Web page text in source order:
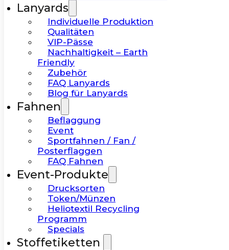
Lanyards
Individuelle Produktion
Qualitäten
VIP-Pässe
Nachhaltigkeit – Earth
Friendly
Zubehör
FAQ Lanyards
Blog für Lanyards
Fahnen
Beflaggung
Event
Sportfahnen / Fan /
Posterflaggen
FAQ Fahnen
Event-Produkte
Drucksorten
Token/Münzen
Heliotextil Recycling
Programm
Specials
Stoffetiketten